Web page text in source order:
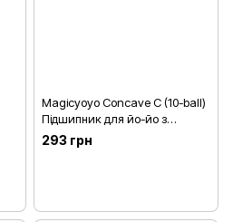
Magicyoyo Concave С (10-ball)
Підшипник для йо-йо з
захистом
293 грн